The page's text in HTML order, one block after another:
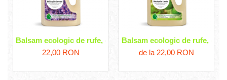
Balsam ecologic de rufe, cu lavanda Sodasan
22,00 RON
Balsam ecologic de rufe, cu
de la 22,00 RON